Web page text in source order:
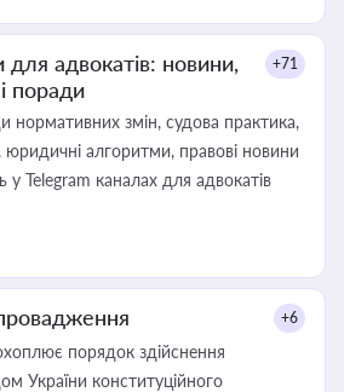
адвокатів: новини,
поради
+71
нормативних змін, судова практика,
юридичні алгоритми, правові новини
Telegram каналах для адвокатів
+6
порядок здійснення
України конституційного